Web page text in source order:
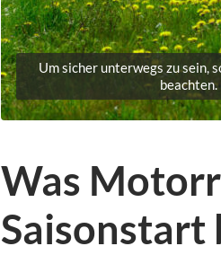
Um sicher unterwegs zu sein,
Was
Saisonstart